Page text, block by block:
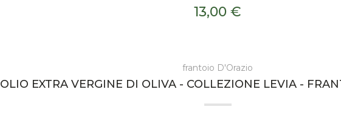
13,00 €
frantoio D'Orazio
OLIO EXTRA VERGINE DI OLIVA - COLLEZIONE LEVIA -